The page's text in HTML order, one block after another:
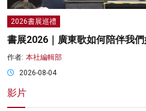
2026書展巡禮
書展2026｜廣東歌如何陪伴我們
作者: 本社編輯部
2026-08-04
影片